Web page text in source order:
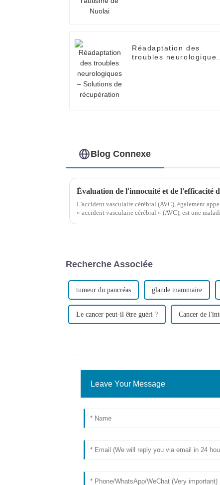
Réadaptation des
troubles neurologiques
Blog Connexe
L'accident vasculaire cérébral (AVC), également
« accident vasculaire cérébral » (AVC), est une
Recherche Associée
tumeur du pancréas glande mammaire
Le cancer peut-il être guéri ? Cancer de
Leave Your Message